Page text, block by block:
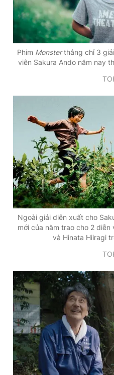
Phim Monsterthắng chỉ 3
viên Sakura Ando năm nay
Ngoài giải diễn xuất cho
mới của năm trao cho 2 diễn
và Hinata Hiiragi